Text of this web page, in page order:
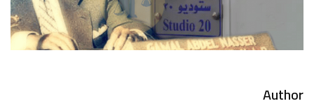
Author